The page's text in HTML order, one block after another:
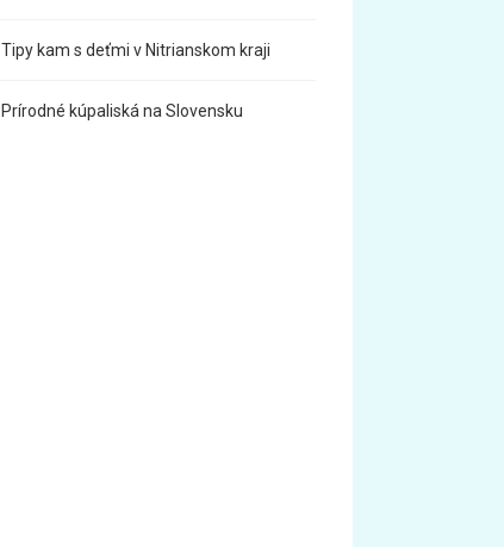
Tipy kam s deťmi v Nitrianskom kraji
Prírodné kúpaliská na Slovensku